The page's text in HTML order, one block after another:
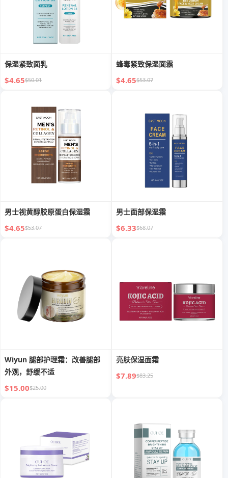
保湿紧致面乳
$4.65$50.01
蜂毒紧致保湿面霜
$4.65$53.07
男士视黄醇胶原蛋白保湿霜
$4.65$53.07
男士面部保湿霜
$6.33$68.07
Wiyun 腿部护理霜：改善腿部
外观，舒缓不适
$15.00$25.00
亮肤保湿面霜
$7.89$83.25